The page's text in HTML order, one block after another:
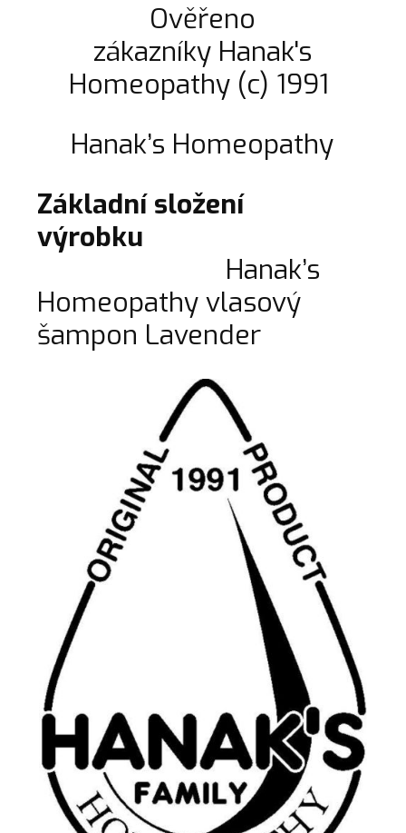
Ověřeno
zákazníky Hanak's
Homeopathy (c) 1991
Hanak’s Homeopathy
Základní složení
výrobku
Hanak’s
Homeopathy vlasový
šampon Lavender